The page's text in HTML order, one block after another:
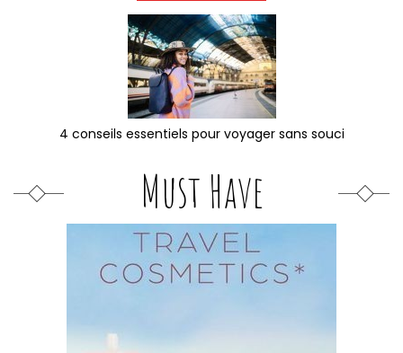
4 conseils essentiels pour voyager sans souci
Must Have